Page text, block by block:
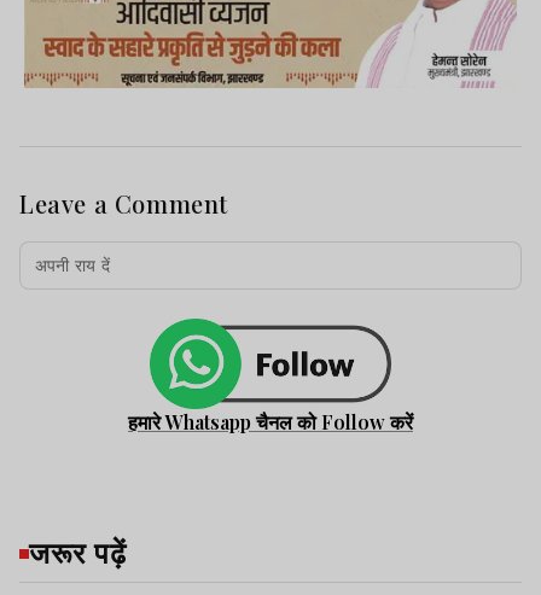
Leave a Comment
हमारे Whatsapp चैनल को Follow करें
जरूर पढ़ें